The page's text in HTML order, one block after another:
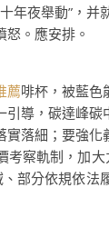
年夜舉動”，并
。應安排。
薦啡杯，被藍色
導，碳達峰
落細；要強
察軌制，加
部分依規依法